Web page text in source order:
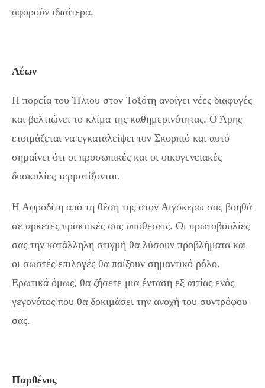
αφορούν ιδιαίτερα.
Λέων
Η πορεία του Ήλιου στον Τοξότη ανοίγει νέες διαφυγές
και βελτιώνει το κλίμα της καθημερινότητας. Ο Άρης
ετοιμάζεται να εγκαταλείψει τον Σκορπιό και αυτό
σημαίνει ότι οι προσωπικές και οι οικογενειακές
δυσκολίες τερματίζονται.
Η Αφροδίτη από τη θέση της στον Αιγόκερω σας βοηθά
σε αρκετές πρακτικές σας υποθέσεις. Οι πρωτοβουλίες
σας την κατάλληλη στιγμή θα λύσουν προβλήματα και
οι σωστές επιλογές θα παίξουν σημαντικό ρόλο.
Ερωτικά όμως, θα ζήσετε μια ένταση εξ αιτίας ενός
γεγονότος που θα δοκιμάσει την ανοχή του συντρόφου
σας.
Παρθένος